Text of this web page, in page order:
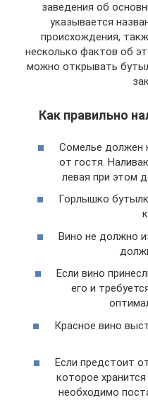
заведения об
указывается
происхождения,
несколько фактов об
можно открывать
Как правильно
Сомелье должен
от гостя.
левая при этом
Горлышко
Вино не должно
Если вино
его и
Красное вино
Если предстоит
которое
необходимо